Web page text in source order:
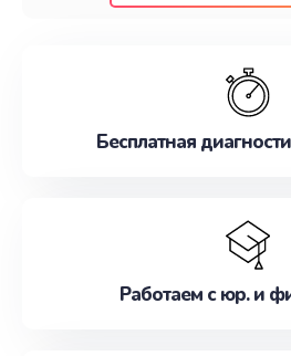
наилучшим образом. Не
Бесплатная
Работаем с юр. и